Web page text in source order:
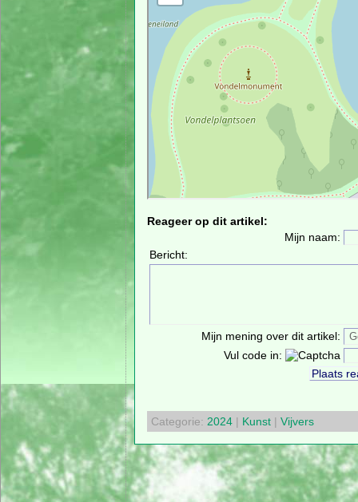
Reageer op dit artikel:
Mijn naam:
Bericht:
Mijn mening over dit artikel:
Vul code in:
Categorie: 2024| Kunst| Vijvers